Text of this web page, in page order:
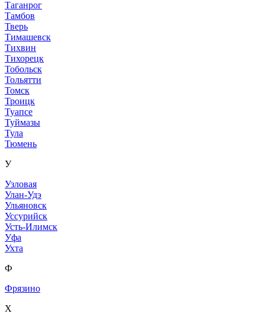
Таганрог
Тамбов
Тверь
Тимашевск
Тихвин
Тихорецк
Тобольск
Тольятти
Томск
Троицк
Туапсе
Туймазы
Тула
Тюмень
У
Узловая
Улан-Удэ
Ульяновск
Уссурийск
Усть-Илимск
Уфа
Ухта
Ф
Фрязино
Х